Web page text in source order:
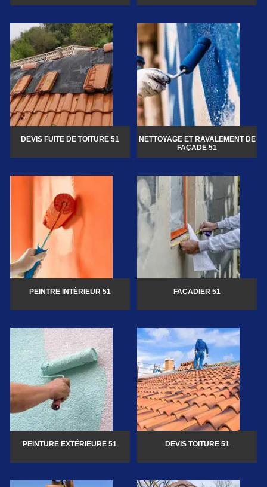
DEVIS FUITE DE TOITURE 51
NETTOYAGE ET RAVALEMENT DE
FAÇADE 51
PEINTRE INTÉRIEUR 51 FAÇADIER 51
PEINTURE EXTÉRIEURE 51 DEVIS TOITURE 51